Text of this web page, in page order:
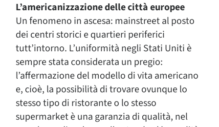
L’americanizzazione delle città europee
Un fenomeno in ascesa: mainstreet al posto
dei centri storici e quartieri periferici
tutt’intorno. L’uniformità negli Stati Uniti è
sempre stata considerata un pregio:
l’affermazione del modello di vita americano
e, cioè, la possibilità di trovare ovunque lo
stesso tipo di ristorante o lo stesso
supermarket è una garanzia di qualità, nel